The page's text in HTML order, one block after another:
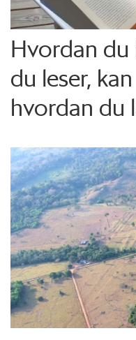
Hvordan du
du leser,
hvordan du